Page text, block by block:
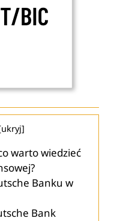
ukryj]
warto wiedzieć
Banku w
Bank